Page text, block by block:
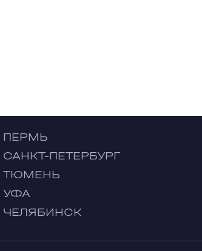
ПЕРМЬ
САНКТ-ПЕТЕРБУРГ
ТЮМЕНЬ
УФА
ЧЕЛЯБИНСК